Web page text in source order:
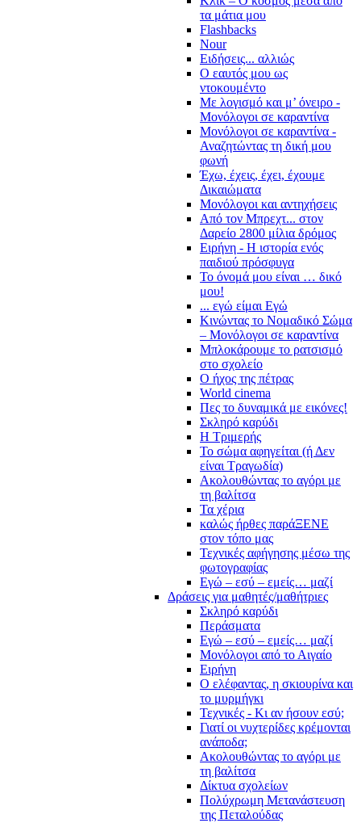
τα μάτια μου
Flashbacks
Nour
Ειδήσεις... αλλιώς
Ο εαυτός μου ως
ντοκουμέντο
Με λογισμό και μ’ όνειρο -
Μονόλογοι σε καραντίνα
Μονόλογοι σε καραντίνα -
Αναζητώντας τη δική μου
φωνή
Έχω, έχεις, έχει, έχουμε
Δικαιώματα
Μονόλογοι και αντηχήσεις
Από τον Μπρεχτ... στον
Δαρείο 2800 μίλια δρόμος
Ειρήνη - Η ιστορία ενός
παιδιού πρόσφυγα
Το όνομά μου είναι … δικό
μου!
... εγώ είμαι Εγώ
Κινώντας το Νομαδικό Σώμα
– Μονόλογοι σε καραντίνα
Μπλοκάρουμε το ρατσισμό
στο σχολείο
Ο ήχος της πέτρας
World cinema
Πες το δυναμικά με εικόνες!
Σκληρό καρύδι
Η Τριμερής
Το σώμα αφηγείται (ή Δεν
είναι Τραγωδία)
Ακολουθώντας το αγόρι με
τη βαλίτσα
Τα χέρια
καλώς ήρθες παράΞΕΝΕ
στον τόπο μας
Τεχνικές αφήγησης μέσω της
φωτογραφίας
Εγώ – εσύ – εμείς… μαζί
Δράσεις για μαθητές/μαθήτριες
Σκληρό καρύδι
Περάσματα
Εγώ – εσύ – εμείς… μαζί
Μονόλογοι από το Αιγαίο
Ειρήνη
Ο ελέφαντας, η σκιουρίνα και
το μυρμήγκι
Τεχνικές - Κι αν ήσουν εσύ;
Γιατί οι νυχτερίδες κρέμονται
ανάποδα;
Ακολουθώντας το αγόρι με
τη βαλίτσα
Δίκτυα σχολείων
Πολύχρωμη Μετανάστευση
της Πεταλούδας